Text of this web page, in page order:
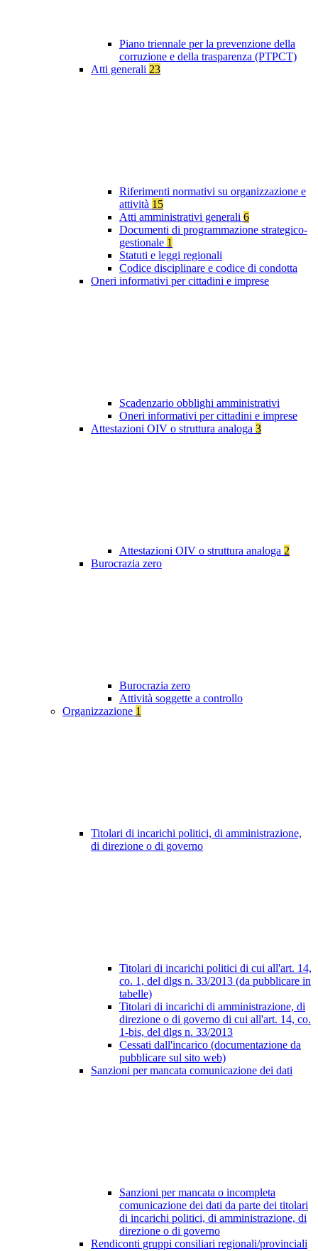
Piano triennale per la prevenzione della
corruzione e della trasparenza (PTPCT)
Atti generali 23
Riferimenti normativi su organizzazione e
attività 15
Atti amministrativi generali 6
Documenti di programmazione strategico-
gestionale 1
Statuti e leggi regionali
Codice disciplinare e codice di condotta
Oneri informativi per cittadini e imprese
Scadenzario obblighi amministrativi
Oneri informativi per cittadini e imprese
Attestazioni OIV o struttura analoga 3
Attestazioni OIV o struttura analoga 2
Burocrazia zero
Burocrazia zero
Attività soggette a controllo
Organizzazione 1
Titolari di incarichi politici, di amministrazione,
di direzione o di governo
Titolari di incarichi politici di cui all'art. 14,
co. 1, del dlgs n. 33/2013 (da pubblicare in
tabelle)
Titolari di incarichi di amministrazione, di
direzione o di governo di cui all'art. 14, co.
1-bis, del dlgs n. 33/2013
Cessati dall'incarico (documentazione da
pubblicare sul sito web)
Sanzioni per mancata comunicazione dei dati
Sanzioni per mancata o incompleta
comunicazione dei dati da parte dei titolari
di incarichi politici, di amministrazione, di
direzione o di governo
Rendiconti gruppi consiliari regionali/provinciali